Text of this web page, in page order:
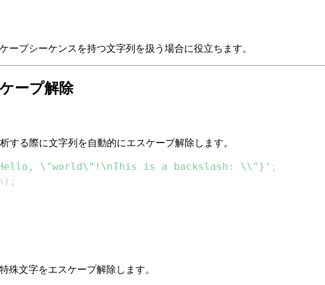
ープシーケンスを持つ文字列を扱う場合に役立ちます。
ープ解除
する際に文字列を自動的にエスケープ解除します。
\"world\"!\nThis is a backslash: \\"}' ;
) ;
殊文字をエスケープ解除します。